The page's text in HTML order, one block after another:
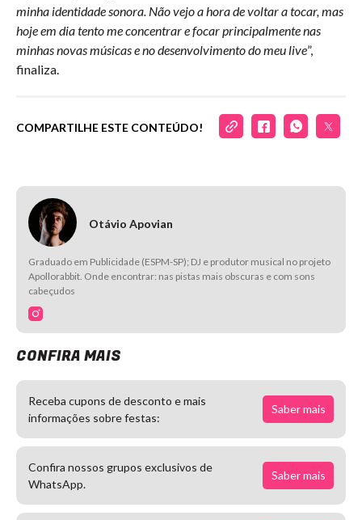
minha identidade sonora. Não vejo a hora de voltar a tocar, mas
hoje em dia tento me concentrar e focar principalmente nas
minhas novas músicas e no desenvolvimento do meu live”,
finaliza.
COMPARTILHE ESTE CONTEÚDO!
Otávio Apovian
Graduado em Publicidade (ESPM-SP); DJ e produtor musical no projeto
Apollorabbit. Onde encontrar: nas pistas mais obscuras e com sons
cabeçudos
CONFIRA MAIS
Receba cupons de desconto e mais
informações sobre festas:
Saber mais
Confira nossos grupos exclusivos de
WhatsApp.
Saber mais